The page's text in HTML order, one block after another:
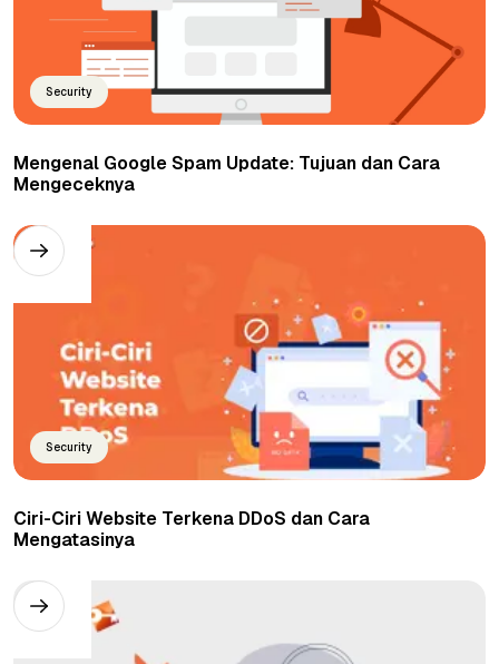
Security
Mengenal Google Spam Update: Tujuan dan Cara
Mengeceknya
Security
Ciri-Ciri Website Terkena DDoS dan Cara
Mengatasinya